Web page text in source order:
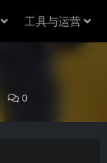
工具与运营
0